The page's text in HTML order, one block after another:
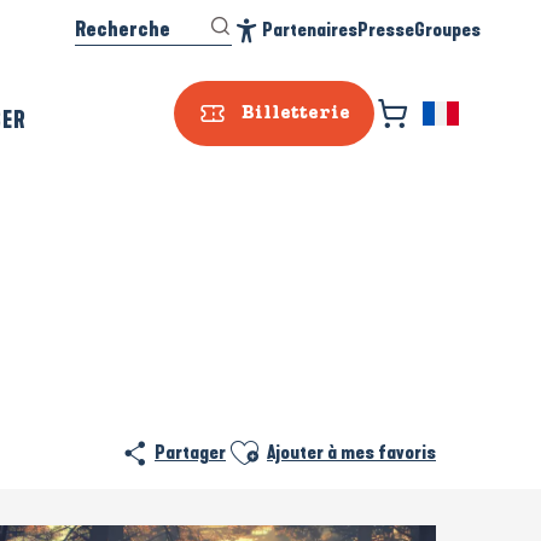
Billetterie
Recherche PartenairesPresseGroupes
Partager Ajouter aux favoris
Ajouter à mes favoris